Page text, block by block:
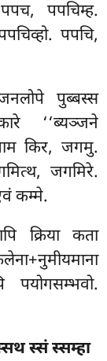
पपच, पपचिम्ह.
पपचि,
पुब्बस्स
‘‘ब्यञ्जने
किर, जगमु.
जगमिरे.
कम्मे.
क्रिया कता
पयोगसम्भवो.
स्सं स्सम्हा